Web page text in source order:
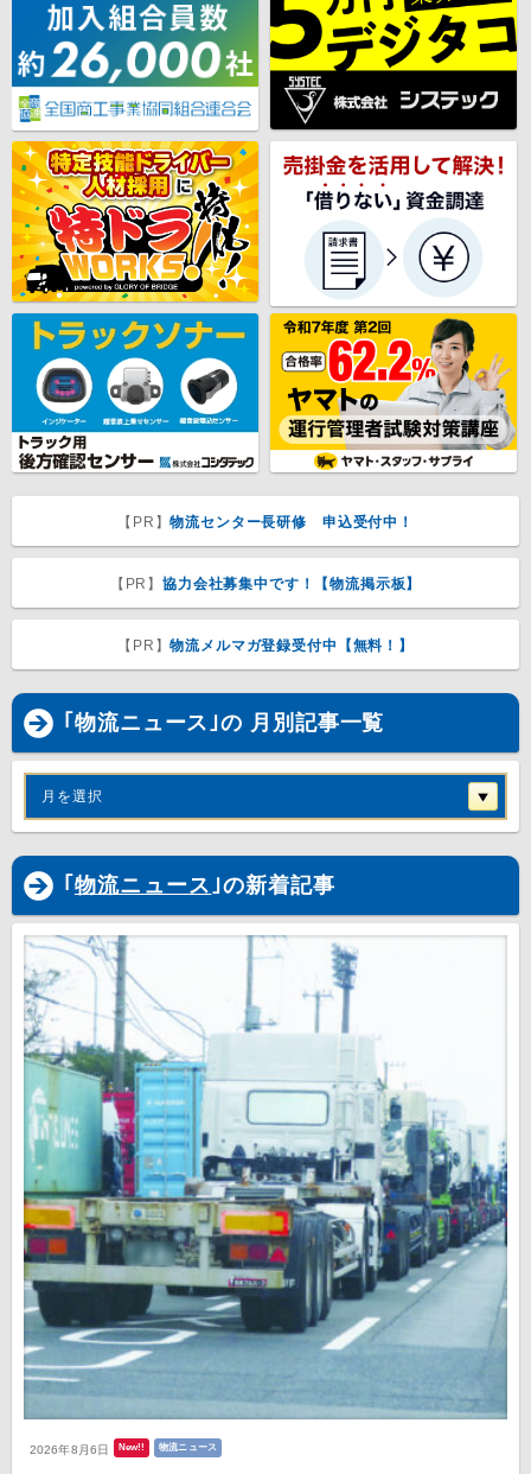
【PR】物流センター長研修 申込受付中！
【PR】協力会社募集中です！【物流掲示板】
【PR】物流メルマガ登録受付中【無料！】
｢物流ニュース｣の 月別記事一覧
月を選択
｢ 物流ニュース｣の新着記事
2026年8月6日 New!! 物流ニュース